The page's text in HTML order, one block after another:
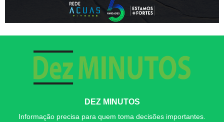
DEZ MINUTOS
Informação precisa para quem toma decisões importantes.